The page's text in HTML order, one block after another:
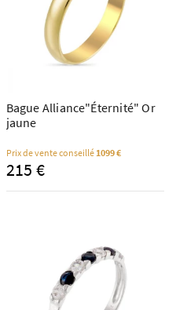
Bague Alliance"Éternité" Or
jaune
Prix de vente conseillé 1099 €
215 €